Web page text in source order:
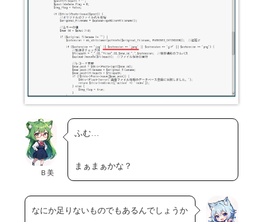
Ｂ美
ふむ…
まぁまぁかな？
なにか足りないものでもあるんでしょうか